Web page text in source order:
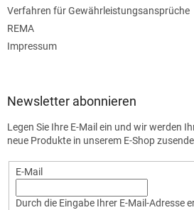
Verfahren für Gewährleistungsansprüche
REMA
Impressum
Newsletter abonnieren
Legen Sie Ihre E-Mail ein und wir werden
neue Produkte in unserem E-Shop
E-Mail
Durch die Eingabe Ihrer E-Mail-Adresse